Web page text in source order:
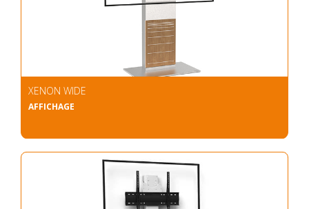
XENON WIDE
AFFICHAGE